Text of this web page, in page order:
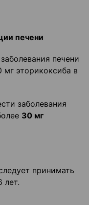
печени
печени
мг эторикоксиба в
заболевания
30 мг
принимать
лет.